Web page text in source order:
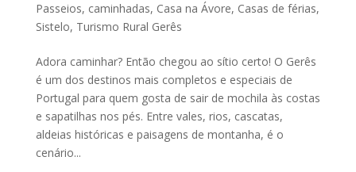
Passeios, caminhadas, Casa na Ávore, Casas de férias,
Sistelo, Turismo Rural Gerês
Adora caminhar? Então chegou ao sítio certo! O Gerês
é um dos destinos mais completos e especiais de
Portugal para quem gosta de sair de mochila às costas
e sapatilhas nos pés. Entre vales, rios, cascatas,
aldeias históricas e paisagens de montanha, é o
cenário...